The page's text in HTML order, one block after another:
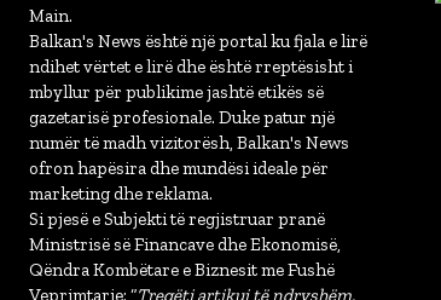
Main.
Balkan's News është një portal ku fjala e lirë
ndihet vërtet e lirë dhe është rreptësisht i
mbyllur për publikime jashtë etikës së
gazetarisë profesionale. Duke patur një
numër të madh vizitorësh, Balkan's News
ofron hapësira dhe mundësi ideale për
marketing dhe reklama.
Si pjesë e Subjekti të regjistruar pranë
Ministrisë së Financave dhe Ekonomisë,
Qëndra Kombëtare e Biznesit me Fushë
Veprimtarie: “Tregëti artikuj të ndryshëm,